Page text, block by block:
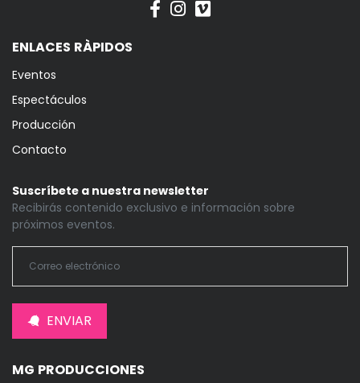
ENLACES RÀPIDOS
Eventos
Espectáculos
Producción
Contacto
Suscríbete a nuestra newsletter
Recibirás contenido exclusivo e información sobre
próximos eventos.
ENVIAR
MG PRODUCCIONES